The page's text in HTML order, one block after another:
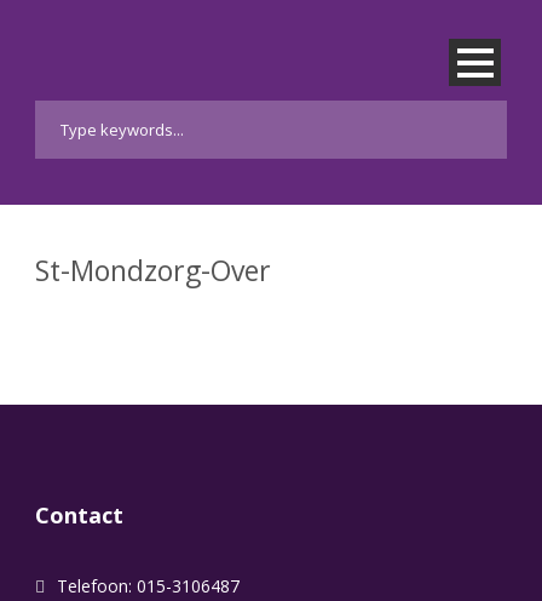
St-Mondzorg-Over
Contact
Telefoon: 015-3106487